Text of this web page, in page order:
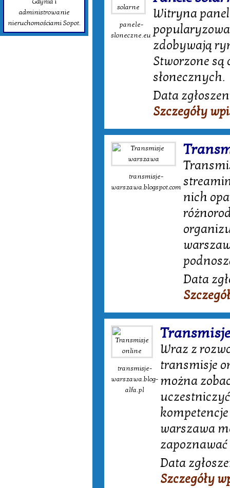
Gdynia i
administrowanie
nieruchomościami Sopot.
panele-
sloneczne.eu
Witryna
zdobywają
Stworzone
słonecznych.
Data
Szczegóły
transmisje-
warszawa.blogspot.com
nich
Data
transmisje-
warszawa.blog-
alfa.pl
Wraz z
transmisje
można
warszawa
Data
Szczegóły